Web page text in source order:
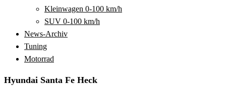
Kleinwagen 0-100 km/h
SUV 0-100 km/h
News-Archiv
Tuning
Motorrad
Hyundai Santa Fe Heck